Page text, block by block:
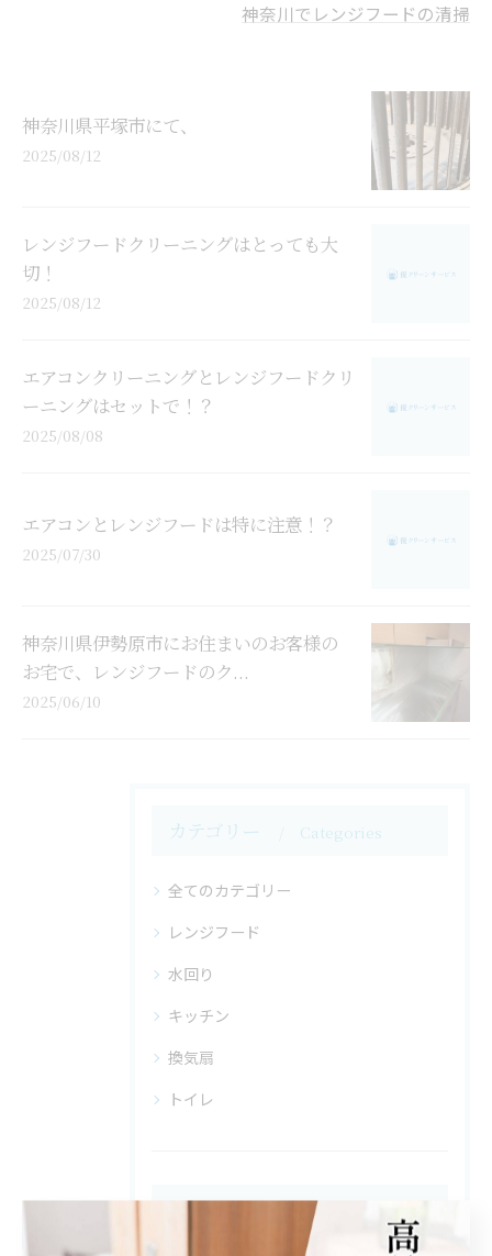
神奈川でレンジフードの清掃
神奈川県平塚市にて、
2025/08/12
レンジフードクリーニングはとっても大
切！
2025/08/12
エアコンクリーニングとレンジフードクリ
ーニングはセットで！？
2025/08/08
エアコンとレンジフードは特に注意！？
2025/07/30
神奈川県伊勢原市にお住まいのお客様の
お宅で、レンジフードのク...
2025/06/10
カテゴリー Categories
全てのカテゴリー
レンジフード
水回り
キッチン
換気扇
トイレ
最近の投稿 Recent Posts